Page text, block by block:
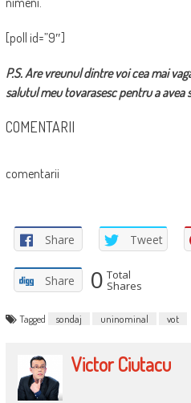
[poll id=”9″]
P.S. Are vreunul dintre voi cea mai
salutul meu tovarasesc pentru a
COMENTARII
comentarii
Share Tweet
Share 0 Total
Shares
Tagged sondaj uninominal vot
Victor Ciutacu